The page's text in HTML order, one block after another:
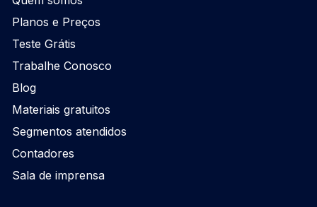
Planos e Preços
Teste Grátis
Trabalhe Conosco
Blog
Materiais gratuitos
Segmentos atendidos
Contadores
Sala de imprensa